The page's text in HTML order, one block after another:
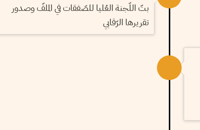
بتّ اللّجنة العُليا للصّفقات في الملفّ وصدور
تقريرها الرّقابي